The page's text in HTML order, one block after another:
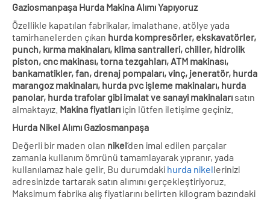
Gaziosmanpaşa Hurda Makina Alımı Yapıyoruz
Özellikle kapatılan fabrikalar, imalathane, atölye yada
tamirhanelerden çıkan hurda kompresörler, ekskavatörler,
punch, kırma makinaları, klima santralleri, chiller, hidrolik
piston, cnc makinası, torna tezgahları, ATM makinası,
bankamatikler, fan, drenaj pompaları, vinç, jeneratör, hurda
marangoz makinaları, hurda pvc işleme makinaları, hurda
panolar, hurda trafolar gibi imalat ve sanayi makinaları satın
almaktayız. Makina fiyatları için lütfen iletişime geçiniz.
Hurda Nikel Alımı Gaziosmanpaşa
Değerli bir maden olan nikel‘den imal edilen parçalar
zamanla kullanım ömrünü tamamlayarak yıpranır, yada
kullanılamaz hale gelir. Bu durumdaki hurda nikellerinizi
adresinizde tartarak satın alımını gerçekleştiriyoruz.
Maksimum fabrika alış fiyatlarını belirten kilogram bazındaki